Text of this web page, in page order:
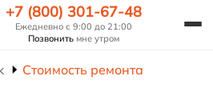
+7 (800) 301-67-48
Ежедневно с 9:00 до 21:00
Позвонить мне утром
Стоимость ремонта